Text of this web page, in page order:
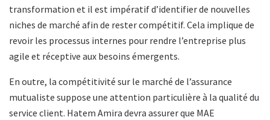
transformation et il est impératif d’identifier de nouvelles
niches de marché afin de rester compétitif. Cela implique de
revoir les processus internes pour rendre l’entreprise plus
agile et réceptive aux besoins émergents.
En outre, la compétitivité sur le marché de l’assurance
mutualiste suppose une attention particulière à la qualité du
service client. Hatem Amira devra assurer que MAE